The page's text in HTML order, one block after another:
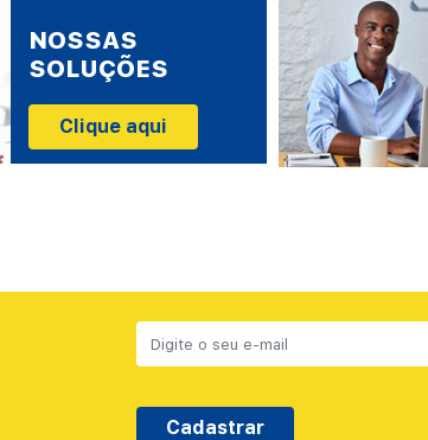
NOSSAS
SOLUÇÕES
Clique aqui
Cadastrar